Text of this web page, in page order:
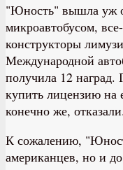
"Юность" вышла уж
микроавтобусом,
конструкторы
Международной
получила 12
купить лицензию
конечно же, отказали.
К сожалению,
американцев, но и